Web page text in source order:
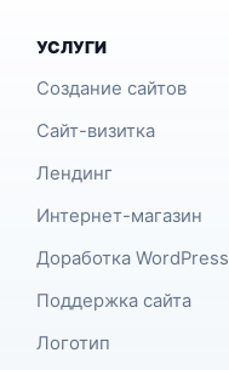
УСЛУГИ
Создание сайтов
Сайт-визитка
Лендинг
Интернет-магазин
Доработка WordPress
Поддержка сайта
Логотип